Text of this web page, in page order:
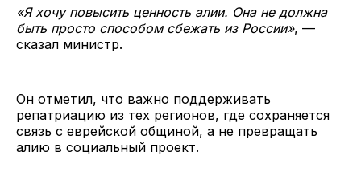
«Я хочу повысить ценность алии. Она не должна
быть просто способом сбежать из России», —
сказал министр.
Он отметил, что важно поддерживать
репатриацию из тех регионов, где сохраняется
связь с еврейской общиной, а не превращать
алию в социальный проект.